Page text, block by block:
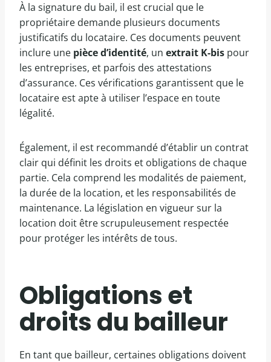
À la signature du bail, il est crucial que le
propriétaire demande plusieurs documents
justificatifs du locataire. Ces documents peuvent
inclure une pièce d’identité, un extrait K-bis pour
les entreprises, et parfois des attestations
d’assurance. Ces vérifications garantissent que le
locataire est apte à utiliser l’espace en toute
légalité.
Également, il est recommandé d’établir un contrat
clair qui définit les droits et obligations de chaque
partie. Cela comprend les modalités de paiement,
la durée de la location, et les responsabilités de
maintenance. La législation en vigueur sur la
location doit être scrupuleusement respectée
pour protéger les intérêts de tous.
Obligations et
droits du bailleur
En tant que bailleur, certaines obligations doivent